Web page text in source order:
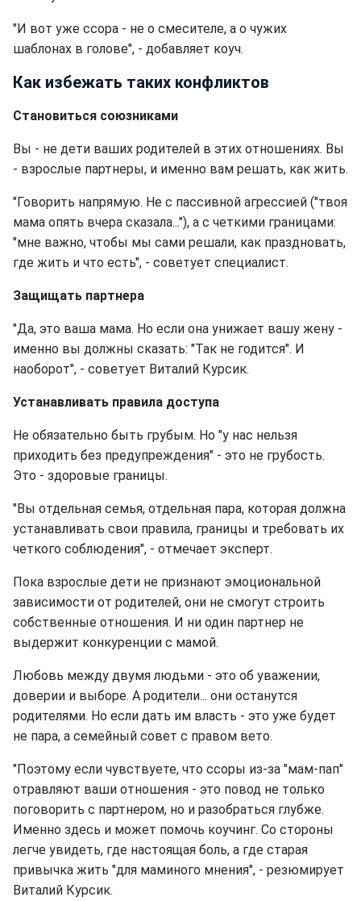
"И вот уже ссора - не о смесителе, а о чужих
шаблонах в голове", - добавляет коуч.
Как избежать таких конфликтов
Становиться союзниками
Вы - не дети ваших родителей в этих отношениях. Вы
- взрослые партнеры, и именно вам решать, как жить.
"Говорить напрямую. Не с пассивной агрессией ("твоя
мама опять вчера сказала..."), а с четкими границами:
"мне важно, чтобы мы сами решали, как праздновать,
где жить и что есть", - советует специалист.
Защищать партнера
"Да, это ваша мама. Но если она унижает вашу жену -
именно вы должны сказать: "Так не годится". И
наоборот", - советует Виталий Курсик.
Устанавливать правила доступа
Не обязательно быть грубым. Но "у нас нельзя
приходить без предупреждения" - это не грубость.
Это - здоровые границы.
"Вы отдельная семья, отдельная пара, которая должна
устанавливать свои правила, границы и требовать их
четкого соблюдения", - отмечает эксперт.
Пока взрослые дети не признают эмоциональной
зависимости от родителей, они не смогут строить
собственные отношения. И ни один партнер не
выдержит конкуренции с мамой.
Любовь между двумя людьми - это об уважении,
доверии и выборе. А родители... они останутся
родителями. Но если дать им власть - это уже будет
не пара, а семейный совет с правом вето.
"Поэтому если чувствуете, что ссоры из-за "мам-пап"
отравляют ваши отношения - это повод не только
поговорить с партнером, но и разобраться глубже.
Именно здесь и может помочь коучинг. Со стороны
легче увидеть, где настоящая боль, а где старая
привычка жить "для маминого мнения", - резюмирует
Виталий Курсик.